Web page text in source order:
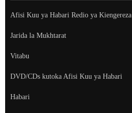
Afisi Kuu ya Habari Redio ya Kiengereza
Jarida la Mukhtarat
Vitabu
DVD/CDs kutoka Afisi Kuu ya Habari
Habari